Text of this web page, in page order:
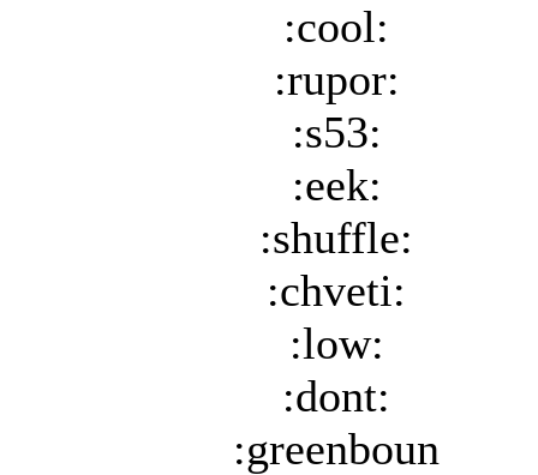
:cool:
:rupor:
:s53:
:eek:
:shuffle:
:chveti:
:low:
:dont:
:greenboun